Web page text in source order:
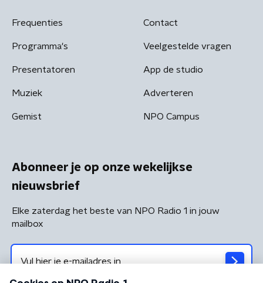
Frequenties
Programma's
Presentatoren
Muziek
Gemist
Contact
Veelgestelde vragen
App de studio
Adverteren
NPO Campus
Abonneer je op onze wekelijkse
nieuwsbrief
Elke zaterdag het beste van NPO Radio 1 in jouw
mailbox